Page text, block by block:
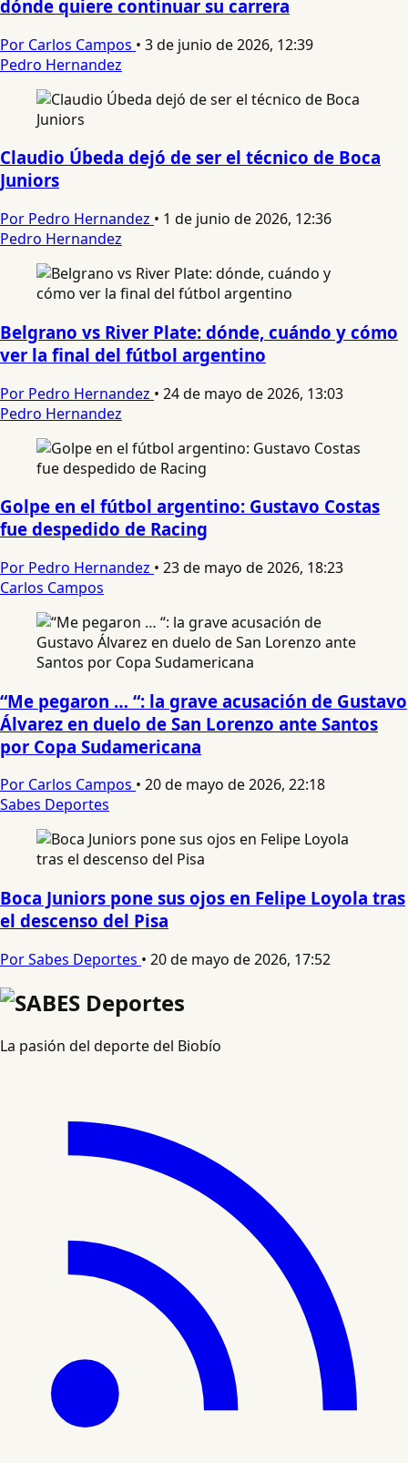
dónde quiere continuar su carrera
Por Carlos Campos • 3 de junio de 2026, 12:39
Pedro Hernandez
Claudio Úbeda dejó de ser el técnico de Boca
Juniors
Por Pedro Hernandez • 1 de junio de 2026, 12:36
Pedro Hernandez
Belgrano vs River Plate: dónde, cuándo y cómo
ver la final del fútbol argentino
Por Pedro Hernandez • 24 de mayo de 2026, 13:03
Pedro Hernandez
Golpe en el fútbol argentino: Gustavo Costas
fue despedido de Racing
Por Pedro Hernandez • 23 de mayo de 2026, 18:23
Carlos Campos
“Me pegaron … “: la grave acusación de Gustavo
Álvarez en duelo de San Lorenzo ante Santos
por Copa Sudamericana
Por Carlos Campos • 20 de mayo de 2026, 22:18
Sabes Deportes
Boca Juniors pone sus ojos en Felipe Loyola tras
el descenso del Pisa
Por Sabes Deportes • 20 de mayo de 2026, 17:52
La pasión del deporte del Biobío